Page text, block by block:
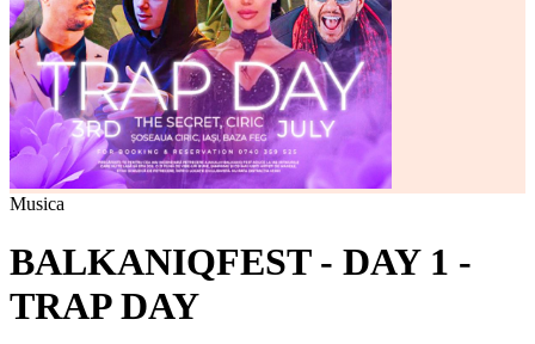
Musica
BALKANIQFEST - DAY 1 -
TRAP DAY